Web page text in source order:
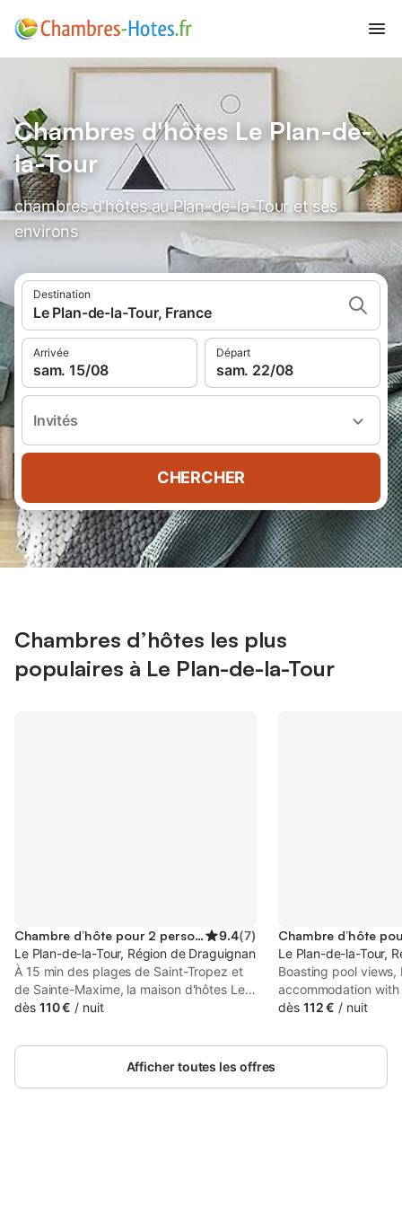
Chambres d'hôtes Le Plan-de-
la-Tour
chambres d'hôtes au Plan-de-la-Tour et ses
environs
Destination
Le Plan-de-la-Tour, France
Arrivée
sam. 15/08
Départ
sam. 22/08
Invités
CHERCHER
Chambres d’hôtes les plus
populaires à Le Plan-de-la-Tour
Chambre d’hôte pour 2 personnes 9.4(7)
Le Plan-de-la-Tour, Région de Draguignan
À 15 min des plages de Saint-Tropez et
de Sainte-Maxime, la maison d'hôtes Les
Figuiers vous accueille toute l'année.
quelques kilomètres d’un petit village
provençal authentique, vous y
dès 110 € / nuit
Le Plan-de-la-Tour,
Boasting pool
accommodation
a shared lounge,
access to a terrace,
dès 112 € / nuit
Afficher toutes les offres